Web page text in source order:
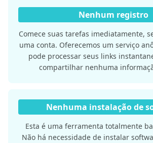
Nenhum registro
Comece suas tarefas imediatamente,
uma conta. Oferecemos um serviço
pode processar seus links
compartilhar nenhuma
Nenhuma instalação de
Esta é uma ferramenta totalmente
Não há necessidade de instalar